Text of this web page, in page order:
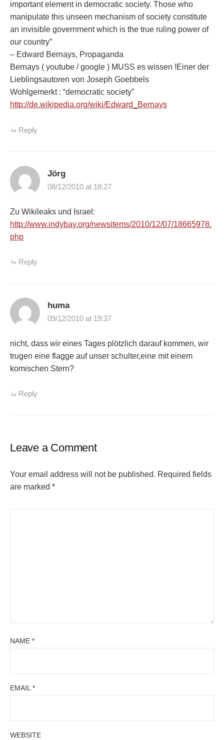
important element in democratic society. Those who
manipulate this unseen mechanism of society constitute
an invisible government which is the true ruling power of
our country”
– Edward Bernays, Propaganda
Bernays ( youtube / google ) MUSS es wissen !Einer der
Lieblingsautoren von Joseph Goebbels
Wohlgemerkt : “democratic society”
http://de.wikipedia.org/wiki/Edward_Bernays
Reply
Jörg
08/12/2010 at 18:27
Zu Wikileaks und Israel:
http://www.indybay.org/newsitems/2010/12/07/18665978.
php
Reply
huma
09/12/2010 at 19:37
nicht, dass wir eines Tages plötzlich darauf kommen, wir
trugen eine flagge auf unser schulter,eine mit einem
komischen Stern?
Reply
Leave a Comment
Your email address will not be published. Required fields
are marked *
NAME *
EMAIL *
WEBSITE